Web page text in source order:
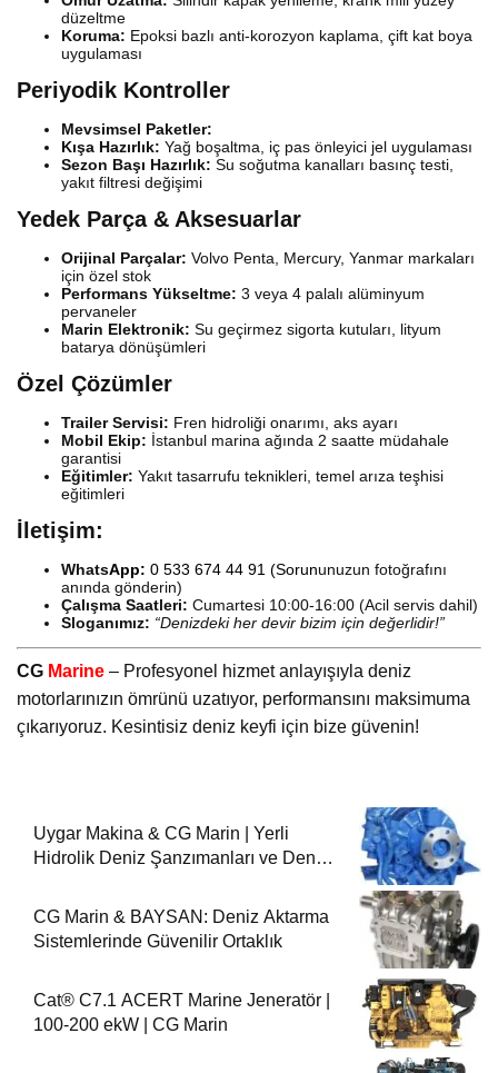
düzeltme
Koruma: Epoksi bazlı anti-korozyon kaplama, çift kat boya
uygulaması
Periyodik Kontroller
Mevsimsel Paketler:
Kışa Hazırlık: Yağ boşaltma, iç pas önleyici jel uygulaması
Sezon Başı Hazırlık: Su soğutma kanalları basınç testi,
yakıt filtresi değişimi
Yedek Parça & Aksesuarlar
Orijinal Parçalar: Volvo Penta, Mercury, Yanmar markaları
için özel stok
Performans Yükseltme: 3 veya 4 palalı alüminyum
pervaneler
Marin Elektronik: Su geçirmez sigorta kutuları, lityum
batarya dönüşümleri
Özel Çözümler
Trailer Servisi: Fren hidroliği onarımı, aks ayarı
Mobil Ekip: İstanbul marina ağında 2 saatte müdahale
garantisi
Eğitimler: Yakıt tasarrufu teknikleri, temel arıza teşhisi
eğitimleri
İletişim:
WhatsApp: 0 533 674 44 91 (Sorununuzun fotoğrafını
anında gönderin)
Çalışma Saatleri: Cumartesi 10:00-16:00 (Acil servis dahil)
Sloganımız: “Denizdeki her devir bizim için değerlidir!”
CG Marine – Profesyonel hizmet anlayışıyla deniz
motorlarınızın ömrünü uzatıyor, performansını maksimuma
çıkarıyoruz. Kesintisiz deniz keyfi için bize güvenin!
Uygar Makina & CG Marin | Yerli
Hidrolik Deniz Şanzımanları ve Deniz
CG Marin & BAYSAN: Deniz Aktarma
Sistemlerinde Güvenilir Ortaklık
Cat® C7.1 ACERT Marine Jeneratör |
100-200 ekW | CG Marin